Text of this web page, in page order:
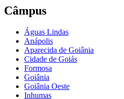
Câmpus
Águas Lindas
Anápolis
Aparecida de Goiânia
Cidade de Goiás
Formosa
Goiânia
Goiânia Oeste
Inhumas